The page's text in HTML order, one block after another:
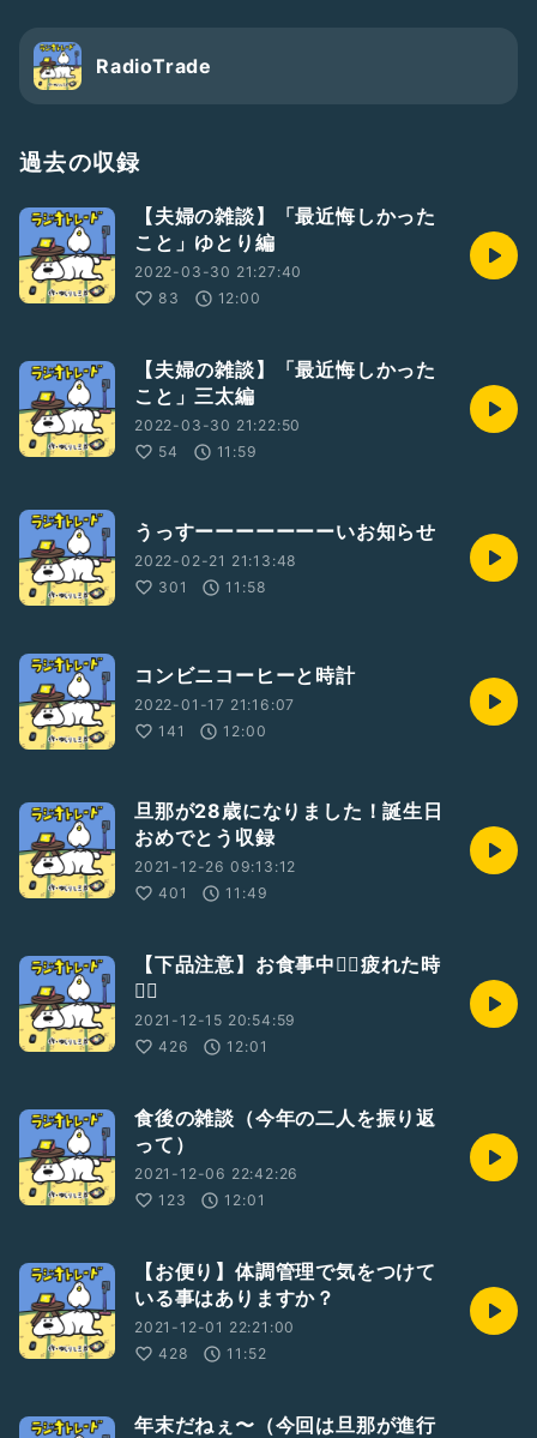
RadioTrade
過去の収録
【夫婦の雑談】「最近悔しかった
こと」ゆとり編
2022-03-30 21:27:40
83
12:00
【夫婦の雑談】「最近悔しかった
こと」三太編
2022-03-30 21:22:50
54
11:59
うっすーーーーーーーいお知らせ
2022-02-21 21:13:48
301
11:58
コンビニコーヒーと時計
2022-01-17 21:16:07
141
12:00
旦那が28歳になりました！誕生日
おめでとう収録
2021-12-26 09:13:12
401
11:49
【下品注意】お食事中🙅‍♂️疲れた時
🙆‍♀️
2021-12-15 20:54:59
426
12:01
食後の雑談（今年の二人を振り返
って）
2021-12-06 22:42:26
123
12:01
【お便り】体調管理で気をつけて
いる事はありますか？
2021-12-01 22:21:00
428
11:52
年末だねぇ〜（今回は旦那が進行